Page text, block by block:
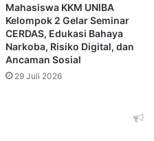
Mahasiswa KKM UNIBA
Kelompok 2 Gelar Seminar
CERDAS, Edukasi Bahaya
Narkoba, Risiko Digital, dan
Ancaman Sosial
29 Juli 2026